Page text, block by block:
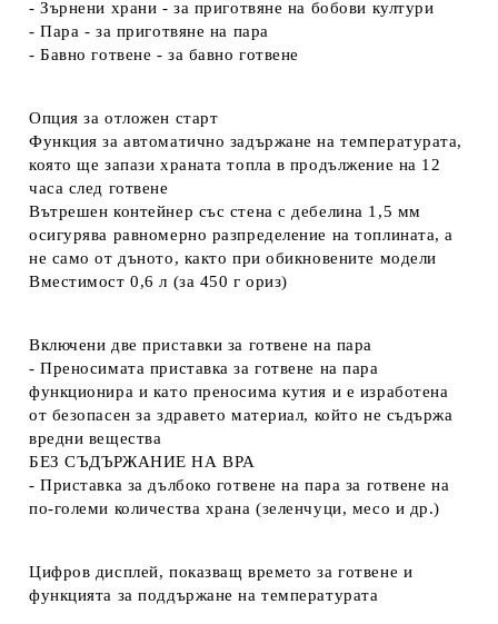
- Зърнени храни - за приготвяне на бобови култури
- Пара - за приготвяне на пара
- Бавно готвене - за бавно готвене
Опция за отложен старт
Функция за автоматично задържане на температурата,
която ще запази храната топла в продължение на 12
часа след готвене
Вътрешен контейнер със стена с дебелина 1,5 мм
осигурява равномерно разпределение на топлината, а
не само от дъното, както при обикновените модели
Вместимост 0,6 л (за 450 г ориз)
Включени две приставки за готвене на пара
- Преносимата приставка за готвене на пара
функционира и като преносима кутия и е изработена
от безопасен за здравето материал, който не съдържа
вредни вещества
БЕЗ СЪДЪРЖАНИЕ НА BPA
- Приставка за дълбоко готвене на пара за готвене на
по-големи количества храна (зеленчуци, месо и др.)
Цифров дисплей, показващ времето за готвене и
функцията за поддържане на температурата